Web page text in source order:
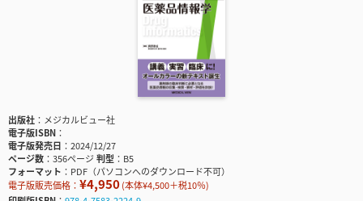
出版社
メジカルビュー社
電子版ISBN
電子版発売日
2024/12/27
ページ数
356ページ判型
B5
フォーマット
PDF（パソコンへのダウンロード不可）
電子版販売価格： ¥4,950(本体¥4,500＋税10％)